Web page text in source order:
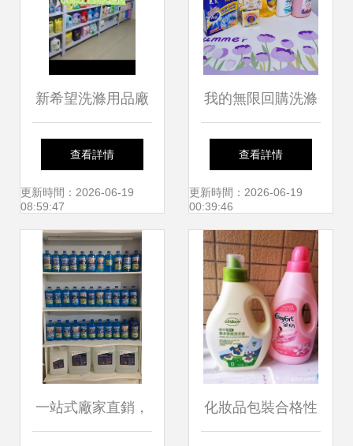
新希望洗滌用品廠
品質為先，潔凈無
憂
查看詳情
更新時間：2026-06-19
08:59:47
我的無限回購洗滌
用品清單 潔凈生活
的個人心水之選
查看詳情
更新時間：2026-06-19
00:39:46
一站式廠家直銷， 化妝品包裝合格性